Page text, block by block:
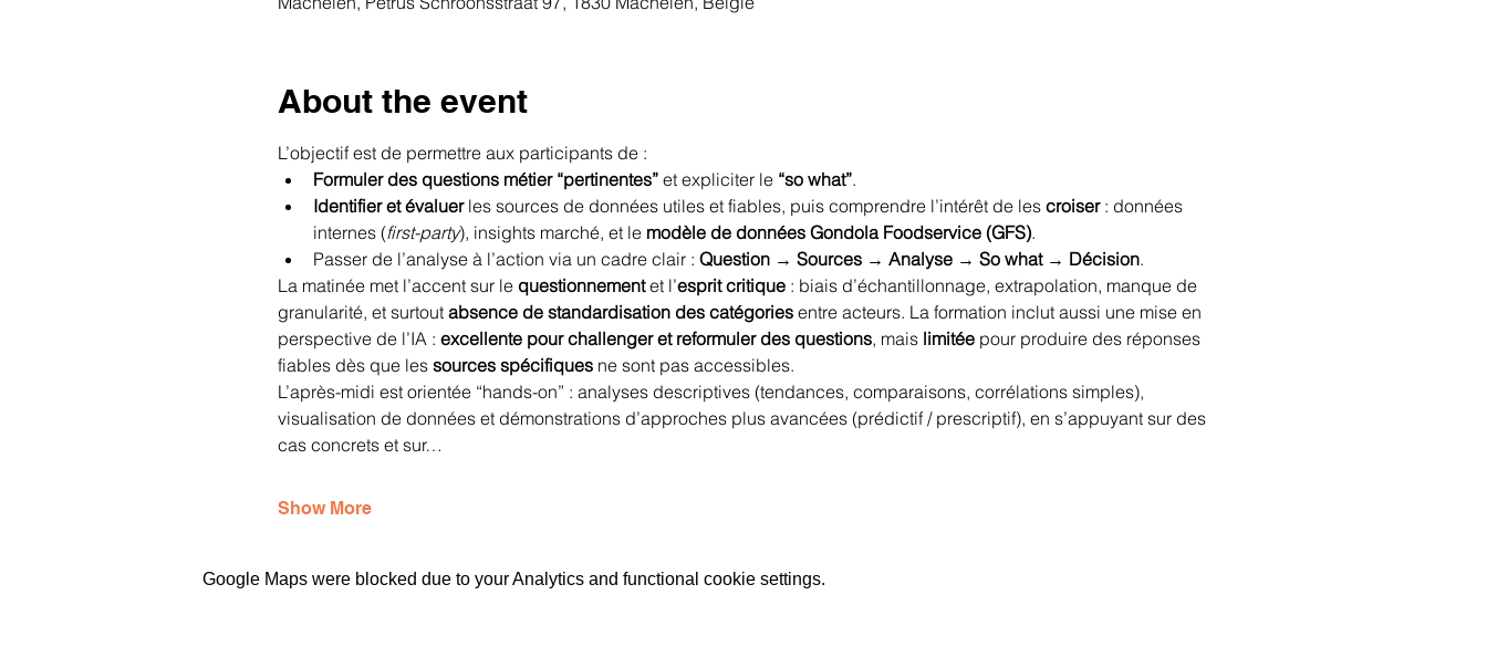
About the event
L’objectif est de permettre aux participants de :
Formuler des questions métier “pertinentes” et expliciter le “so what”.
Identifier et évaluer les sources de données utiles et fiables, puis comprendre l’intérêt de les croiser : données
internes (first-party), insights marché, et le modèle de données Gondola Foodservice (GFS).
Passer de l’analyse à l’action via un cadre clair : Question → Sources → Analyse → So what → Décision.
La matinée met l’accent sur le questionnement et l’esprit critique : biais d’échantillonnage, extrapolation, manque de
granularité, et surtout absence de standardisation des catégories entre acteurs. La formation inclut aussi une mise en
perspective de l’IA : excellente pour challenger et reformuler des questions, mais limitée pour produire des réponses
fiables dès que les sources spécifiques ne sont pas accessibles.
L’après-midi est orientée “hands-on” : analyses descriptives (tendances, comparaisons, corrélations simples),
visualisation de données et démonstrations d’approches plus avancées (prédictif / prescriptif), en s’appuyant sur des
cas concrets et sur…
Show More
Google Maps were blocked due to your Analytics and functional cookie settings.